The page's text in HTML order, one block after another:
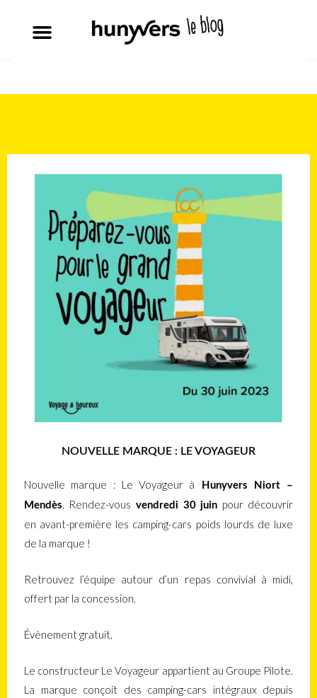
NOUVELLE MARQUE : LE VOYAGEUR
Nouvelle marque : Le Voyageur à Hunyvers Niort –
Mendès. Rendez-vous vendredi 30 juin pour découvrir
en avant-première les camping-cars poids lourds de luxe
de la marque !
Retrouvez l’équipe autour d’un repas convivial à midi,
offert par la concession.
Évènement gratuit.
Le constructeur Le Voyageur appartient au Groupe Pilote.
La marque conçoit des camping-cars intégraux depuis